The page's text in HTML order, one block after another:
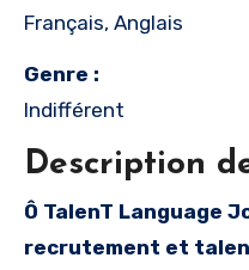
Français, Anglais
Genre :
Indifférent
Description
Ô TalenT Language Jobs® les experts en
recrutement et